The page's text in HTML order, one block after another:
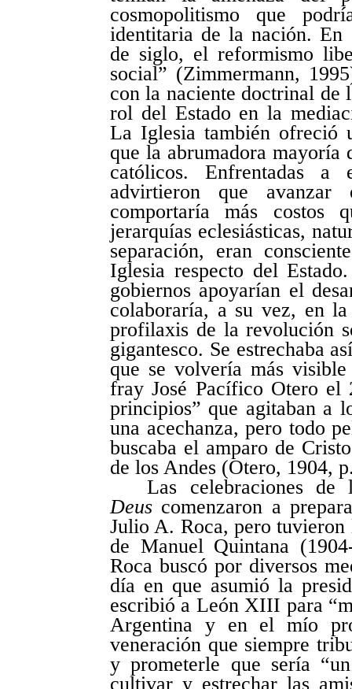
cosmopolitismo que
identitaria de la nación. En
de siglo, el reformismo
social” (Zimmermann,
con la naciente doctrinal
rol del Estado en la
La Iglesia también ofreció
que la abrumadora mayoría
católicos. Enfrentadas a
advirtieron que
comportaría más costos
jerarquías eclesiásticas,
separación, eran
Iglesia respecto del
gobiernos apoyarían el
colaboraría, a su vez, en
profilaxis de la revolución
gigantesco. Se estrechaba
que se volvería más
fray José Pacífico Otero el
principios” que agitaban a
una acechanza, pero todo
buscaba el amparo de
de los Andes (Otero, 1904,
Las celebraciones
Deus comenzaron a
Julio A. Roca, pero tuvieron
de Manuel Quintana
Roca buscó por diversos
día en que asumió la
escribió a León XIII para
Argentina y en el mío
veneración que siempre
y prometerle que sería
cultivar y estrechar las